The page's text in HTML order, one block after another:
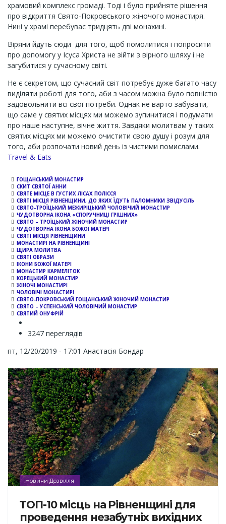
храмовий комплекс громаді. Тоді і було прийняте рішення
про відкриття Свято-Покровського жіночого монастиря.
Нині у храмі перебуває тридцять дві монахині.
Віряни йдуть сюди для того, щоб помолитися і попросити
про допомогу у Ісуса Христа не зійти з вірного шляху і не
загубитися у сучасному світі.
Не є секретом, що сучасний світ потребує дуже багато часу
виділяти роботі для того, аби з часом можна було повністю
задовольнити всі свої потреби. Однак не варто забувати,
що саме у святих місцях ми можемо зупинитися і подумати
про наше наступне, вічне життя. Завдяки молитвам у таких
святих місцях ми можемо очистити свою душу і розум для
того, аби розпочати новий день із чистими помислами.
Channel
Travel & Eats
ГОЩАНСЬКИЙ МОНАСТИР
СКИТ СВЯТОЇ АННИ
СВЯТЕ МІСЦЕ В ГУСТИХ ЛІСАХ ПОЛІССЯ
СВЯТІ МІСЦЯ РІВНЕНЩИНИ, ДО ЯКИХ ЇДУТЬ ПАЛОМНИКИ ЗВІДУСІЛЬ
СВЯТО-ТРОЇЦЬКИЙ МЕЖИРІЦЬКИЙ ЧОЛОВІЧИЙ МОНАСТИР
ЧУДОТВОРНА ІКОНА «СПОРУЧНИЦІ ГРІШНИХ»
СВЯТО – ТРОЇЦЬКИЙ ЖІНОЧИЙ МОНАСТИР
ЧУДОТВОРНА ІКОНА БОЖОЇ МАТЕРІ
СВЯТІ МІСЦЯ РІВНЕНЩИНИ
МОНАСТИРІ НА РІВНЕНЩИНІ
ЩИРА МОЛИТВА
СВЯТІ ОБРАЗИ
ІКОНИ БОЖОЇ МАТЕРІ
МОНАСТИР КАРМЕЛІТОК
КОРЕЦЬКИЙ МОНАСТИР
ЖІНОЧІ МОНАСТИРІ
ЧОЛОВІЧІ МОНАСТИРІ
СВЯТО-ПОКРОВСЬКИЙ ГОЩАНСЬКИЙ ЖІНОЧИЙ МОНАСТИР
СВЯТО – УСПЕНСЬКИЙ ЧОЛОВІЧИЙ МОНАСТИР
СВЯТИЙ ОНУФРІЙ
3247 переглядів
пт, 12/20/2019 - 17:01 Анастасія Бондар
Новини Дозвілля
ТОП-10 місць на Рівненщині для
проведення незабутніх вихідних